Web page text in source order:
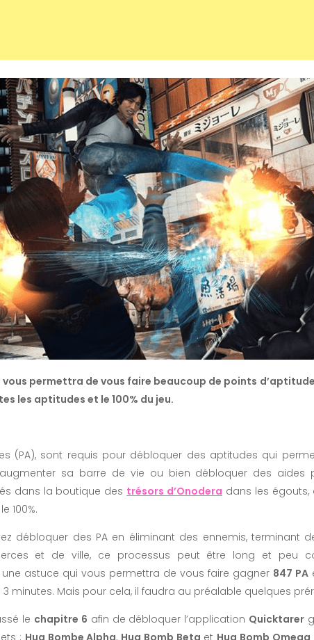
permettra de vous faire beaucoup de points
les aptitudes et le 100% du jeu.
(PA), sont requis pour débloquer des aptitudes qui
sa barre de vie ou bien débloquer des aides
dans la boutique des trésors d’Onodera dans les égouts,
100%.
débloquer des PA en éliminant des ennemis, terminant
et de ville, ce processus peut être long et peu
une astuce qui vous permettra de vous faire gagner 847 PA
3 minutes. Mais pour cela, il faudra au préalable quelques
le chapitre 6 afin de débloquer l’application Quicktarer
: Hug Bombe Alpha, Hug Bomb Beta et Hug Bomb Omega